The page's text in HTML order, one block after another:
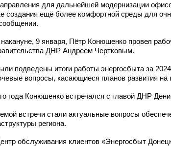
для дальнейшей модернизации
создания ещё более комфортной среды для
9 января, Пётр Конюшенко провел
ДНР Андреем Чертковым.
подведены итоги работы энергосбыта за
вопросы, касающиеся планов развития на
года Конюшенко встречался с главой ДНР
встречи стали актуальные вопросы
региона.
обслуживания клиентов «Энергосбыт